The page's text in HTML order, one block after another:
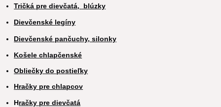
Tričká pre dievčatá, blúzky
Dievčenské legíny
Dievčenské pančuchy, silonky
Košele chlapčenské
Obliečky do postieľky
Hračky pre chlapcov
Hračky pre dievčatá